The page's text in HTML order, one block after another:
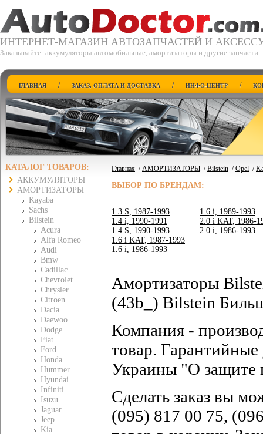
ИНТЕРНЕТ-МАГАЗИН АВТОЗАПЧАСТЕЙ И
Заказывайте: аккумуляторы автомобильные, амортизаторы и другие запчасти
ГЛАВНАЯ / ЗАКАЗ, ОПЛАТА И ДОСТАВКА / ИНФО-ЦЕНТР /
КАТАЛОГ ТОВАРОВ:
АККУМУЛЯТОРЫ
АМОРТИЗАТОРЫ
Kayaba
Sachs
Bilstein
Acura
Alfa Romeo
Audi
Bmw
Cadillac
Chevrolet
Chrysler
Citroen
Dacia
Daewoo
Dodge
Fiat
Ford
Honda
Hummer
Hyundai
Infiniti
Isuzu
Jaguar
Jeep
Kia
Главная /АМОРТИЗАТОРЫ /Bilstein /Opel /
ВЫБОР ПО БРЕНДАМ:
1.3 S, 1987-1993
1.4 i, 1990-1991
1.4 S, 1990-1993
1.6 i KAT, 1987-1993
1.6 i, 1986-1993
1.6 i, 1989-1993
2.0 i KAT, 1986-
2.0 i, 1986-1993
Амортизаторы
(43b_) Bilstein
Компания -
товар. Гарантийные
Украины "О защите
Сделать заказ вы
(095) 817 00 75,